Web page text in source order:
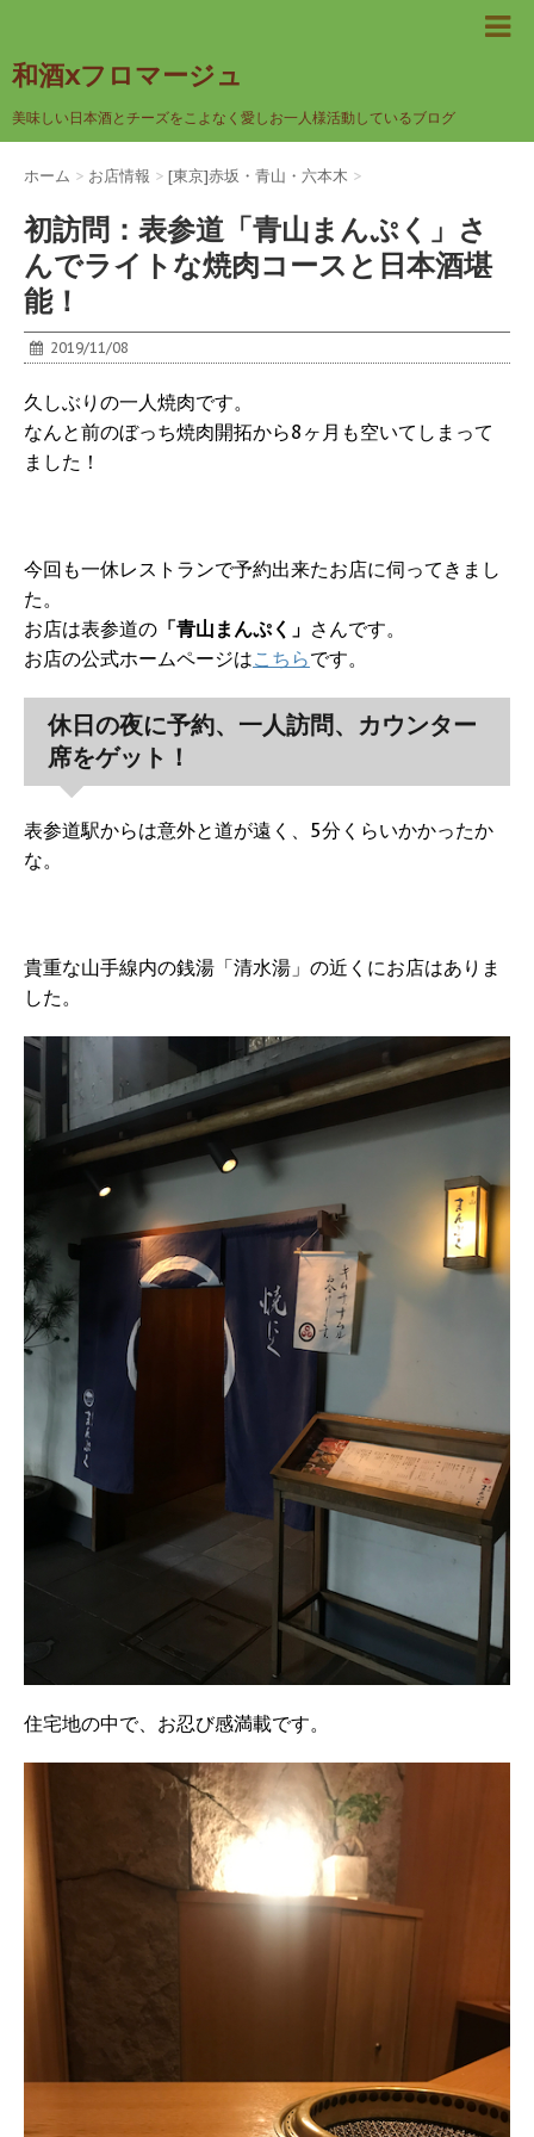
和酒xフロマージュ
美味しい日本酒とチーズをこよなく愛しお一人様活動しているブログ
ホーム > お店情報 > [東京]赤坂・青山・六本木 >
初訪問：表参道「青山まんぷく」さ
んでライトな焼肉コースと日本酒堪
能！
2019/11/08
久しぶりの一人焼肉です。
なんと前のぼっち焼肉開拓から8ヶ月も空いてしまって
ました！
今回も一休レストランで予約出来たお店に伺ってきまし
た。
お店は表参道の 「青山まんぷく」 さんです。
お店の公式ホームページはこちらです。
休日の夜に予約、一人訪問、カウンター
席をゲット！
表参道駅からは意外と道が遠く、5分くらいかかったか
な。
貴重な山手線内の銭湯「清水湯」の近くにお店はありま
した。
住宅地の中で、お忍び感満載です。